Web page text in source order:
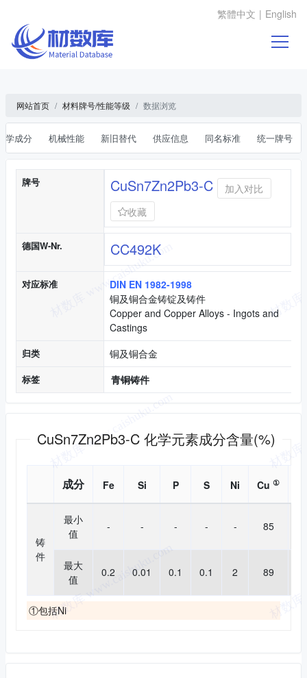
繁體中文 | English
网站首页 材料牌号/性能等级 数据浏览
学成分 机械性能 新旧替代 供应信息 同名标准 统一牌号
基本信息
牌号 CuSn7Zn2Pb3-C
加入对比
收藏
德国W-Nr. CC492K
对应标准
DIN EN 1982-1998
铜及铜合金铸锭及铸件
Copper and Copper Alloys - Ingots and
Castings
归类 铜及铜合金
标签 青铜铸件
CuSn7Zn2Pb3-C 化学元素成分含量(%)
成分 Fe Si P S Ni Cu ①
铸
件
最小
值
- - - - - 85
最大
值
0.2 0.01 0.1 0.1 2 89
①包括Ni